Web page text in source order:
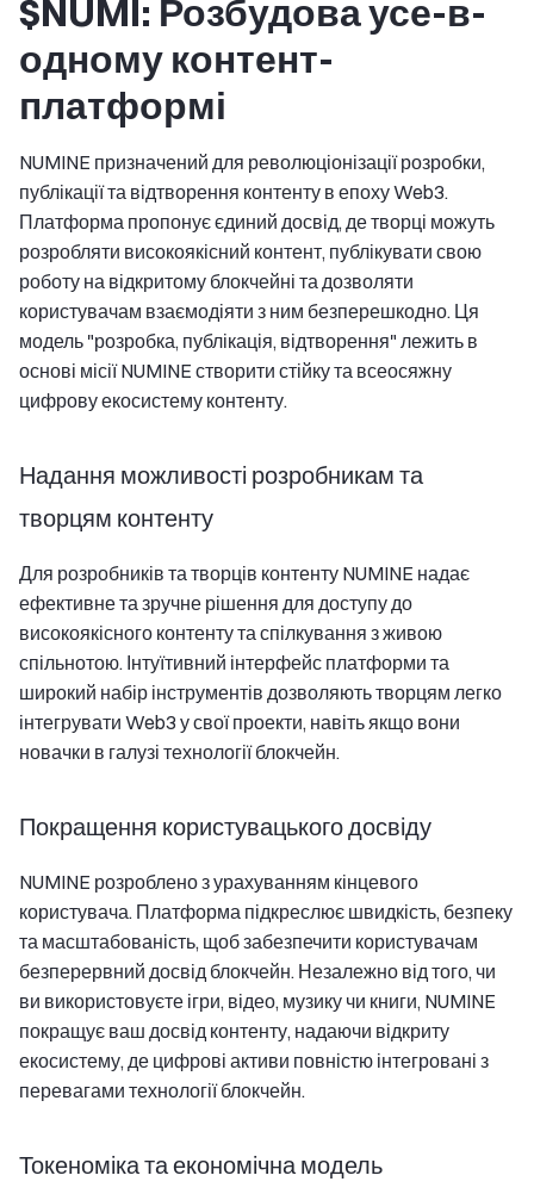
$NUMI: Розбудова усе-в-
одному контент-
платформі
NUMINE призначений для революціонізації розробки,
публікації та відтворення контенту в епоху Web3.
Платформа пропонує єдиний досвід, де творці можуть
розробляти високоякісний контент, публікувати свою
роботу на відкритому блокчейні та дозволяти
користувачам взаємодіяти з ним безперешкодно. Ця
модель "розробка, публікація, відтворення" лежить в
основі місії NUMINE створити стійку та всеосяжну
цифрову екосистему контенту.
Надання можливості розробникам та
творцям контенту
Для розробників та творців контенту NUMINE надає
ефективне та зручне рішення для доступу до
високоякісного контенту та спілкування з живою
спільнотою. Інтуїтивний інтерфейс платформи та
широкий набір інструментів дозволяють творцям легко
інтегрувати Web3 у свої проекти, навіть якщо вони
новачки в галузі технології блокчейн.
Покращення користувацького досвіду
NUMINE розроблено з урахуванням кінцевого
користувача. Платформа підкреслює швидкість, безпеку
та масштабованість, щоб забезпечити користувачам
безперервний досвід блокчейн. Незалежно від того, чи
ви використовуєте ігри, відео, музику чи книги, NUMINE
покращує ваш досвід контенту, надаючи відкриту
екосистему, де цифрові активи повністю інтегровані з
перевагами технології блокчейн.
Токеноміка та економічна модель